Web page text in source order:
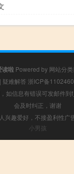
读啦 Powered by 网站分
| 疑难解答 浙ICP备
如信息有错误可发邮件
会及时纠正，谢谢
兴趣爱好，不接盈利性广
小男孩